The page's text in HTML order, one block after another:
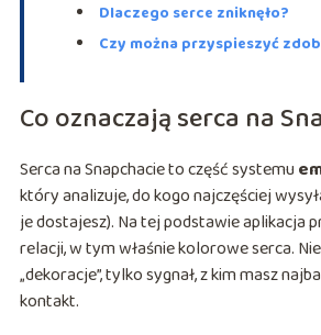
Dlaczego serce zniknęło?
Czy można przyspieszyć
Co oznaczają serca na
Serca na Snapchacie to część systemu
który analizuje, do kogo najczęściej
je dostajesz). Na tej podstawie aplikacja
relacji, w tym właśnie kolorowe serca.
„dekoracje”, tylko sygnał, z kim masz
kontakt.